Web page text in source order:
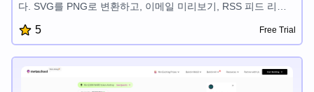
다. SVG를 PNG로 변환하고, 이메일 미리보기, RSS 피드 리더,
스터, 영감을 주는 인용구, 국가 탐색기, 색상 선택기, 책 추천, 포
모도로 타이머, 일정 플래너, HN 향상, GitHub 저장소 탐색기, 이
를 간소화하도록 설계되어 있습니다.
5 Free Trial